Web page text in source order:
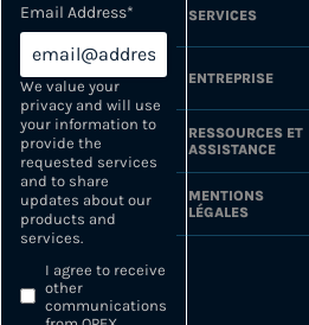
Email Address*
We value your
privacy and will use
your information to
provide the
requested services
and to share
updates about our
products and
services.
I agree to receive
other
communications
SERVICES
ENTREPRISE
RESSOURCES ET
ASSISTANCE
MENTIONS
LÉGALES